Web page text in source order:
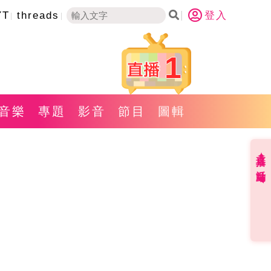
threads 登入
1
樂 專題 影音 節目 圖輯
直播✦活動